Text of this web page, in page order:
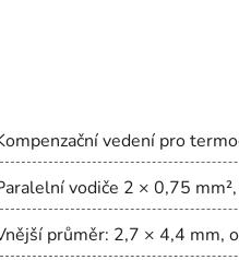
vedení pro
vodiče 2 × 0,75
průměr: 2,7 × 4,4 mm,